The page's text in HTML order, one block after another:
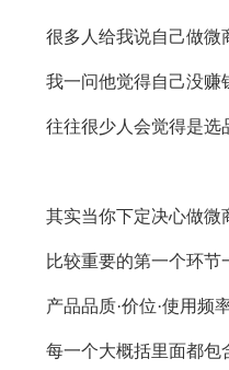
很多人给我说自己做微
我一问他觉得自己没赚
往往很少人会觉得是选
其实当你下定决心做微
比较重要的第一个环节
产品品质·价位·使用频率
每一个大概括里面都包